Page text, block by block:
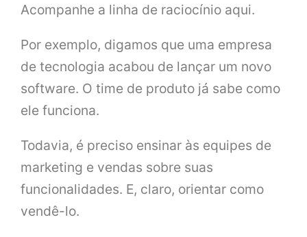
Acompanhe a linha de raciocínio aqui.
Por exemplo, digamos que uma empresa
de tecnologia acabou de lançar um novo
software. O time de produto já sabe como
ele funciona.
Todavia, é preciso ensinar às equipes de
marketing e vendas sobre suas
funcionalidades. E, claro, orientar como
vendê-lo.